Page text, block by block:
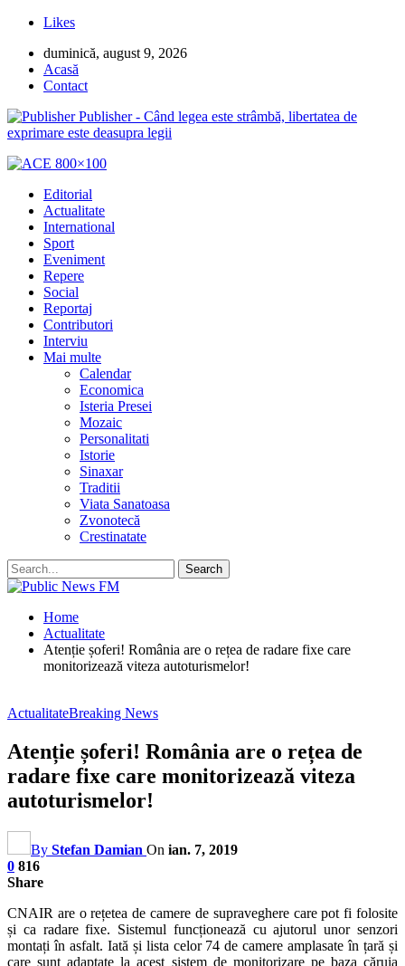
Likes
duminică, august 9, 2026
Acasă
Contact
Publisher - Când legea este strâmbă, libertatea de
exprimare este deasupra legii
Editorial
Actualitate
International
Sport
Eveniment
Repere
Social
Reportaj
Contributori
Interviu
Mai multe
Calendar
Economica
Isteria Presei
Mozaic
Personalitati
Istorie
Sinaxar
Traditii
Viata Sanatoasa
Zvonotecă
Crestinatate
Home
Actualitate
Atenție șoferi! România are o rețea de radare fixe care
monitorizează viteza autoturismelor!
ActualitateBreaking News
Atenție șoferi! România are o rețea de
radare fixe care monitorizează viteza
autoturismelor!
By Stefan Damian On ian. 7, 2019
0 816
Share
CNAIR are o rețetea de camere de supraveghere care pot fi folosite
și ca radare fixe. Sistemul funcționează cu ajutorul unor senzori
montați în asfalt. Iată și lista celor 74 de camere amplasate în țară și
care sunt adaptate la acest sistem de monitorizare pe baza căruia